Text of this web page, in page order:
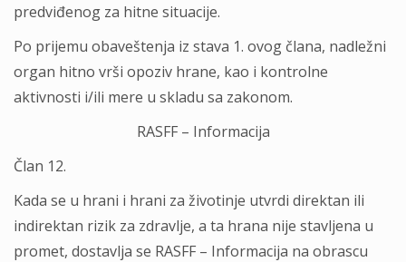
predviđenog za hitne situacije.
Po prijemu obaveštenja iz stava 1. ovog člana, nadležni
organ hitno vrši opoziv hrane, kao i kontrolne
aktivnosti i/ili mere u skladu sa zakonom.
RASFF – Informacija
Član 12.
Kada se u hrani i hrani za životinje utvrdi direktan ili
indirektan rizik za zdravlje, a ta hrana nije stavljena u
promet, dostavlja se RASFF – Informacija na obrascu